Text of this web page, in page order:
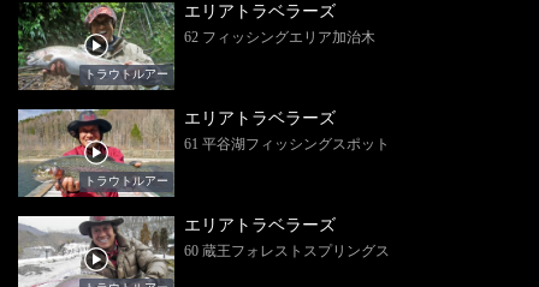
トラウトルアー
エリアトラベラーズ
62 フィッシングエリア加治木
トラウトルアー
エリアトラベラーズ
61 平谷湖フィッシングスポット
エリアトラベラーズ
60 蔵王フォレストスプリングス